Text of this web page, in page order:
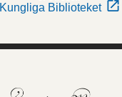
Kungliga Biblioteket